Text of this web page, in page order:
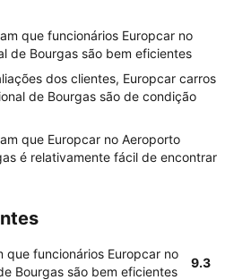
que funcionários Europcar no
de Bourgas são bem eficientes
dos clientes, Europcar carros
de Bourgas são de condição
que Europcar no Aeroporto
é relativamente fácil de encontrar
que funcionários Europcar no
Bourgas são bem eficientes
9.3